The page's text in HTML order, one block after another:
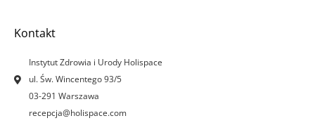
k
-
f
a
Kontakt
Instytut Zdrowia i Urody Holispace
ul. Św. Wincentego 93/5
03-291 Warszawa
recepcja@holispace.com